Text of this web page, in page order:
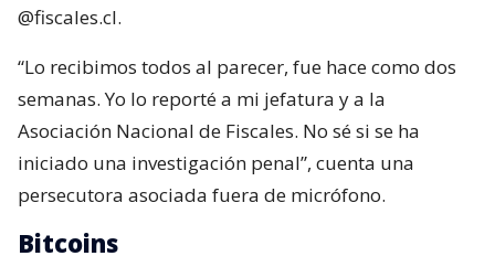
@fiscales.cl.
“Lo recibimos todos al parecer, fue hace como dos
semanas. Yo lo reporté a mi jefatura y a la
Asociación Nacional de Fiscales. No sé si se ha
iniciado una investigación penal”, cuenta una
persecutora asociada fuera de micrófono.
Bitcoins